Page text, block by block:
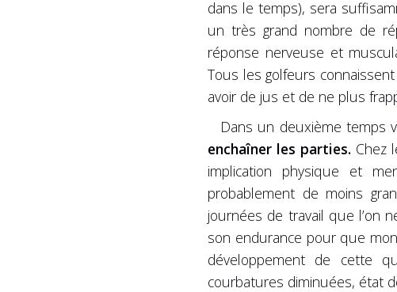
dans le temps), sera
un très grand nombre de
réponse nerveuse et
Tous les golfeurs
avoir de jus et de ne plus
Dans un deuxième temps
enchaîner les parties. Chez
implication physique et
probablement de moins
journées de travail que l’on
son endurance pour que
développement de cette
courbatures diminuées, état